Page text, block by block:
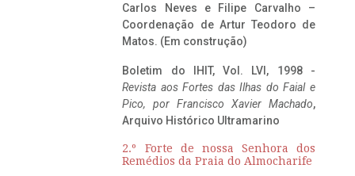
Carlos Neves e Filipe Carvalho –
Coordenação de Artur Teodoro de
Matos. (Em construção)
Boletim do IHIT, Vol. LVI, 1998 -
Revista aos Fortes das Ilhas do Faial e
Pico, por Francisco Xavier Machado,
Arquivo Histórico Ultramarino
2.º Forte de nossa Senhora dos
Remédios da Praia do Almocharife